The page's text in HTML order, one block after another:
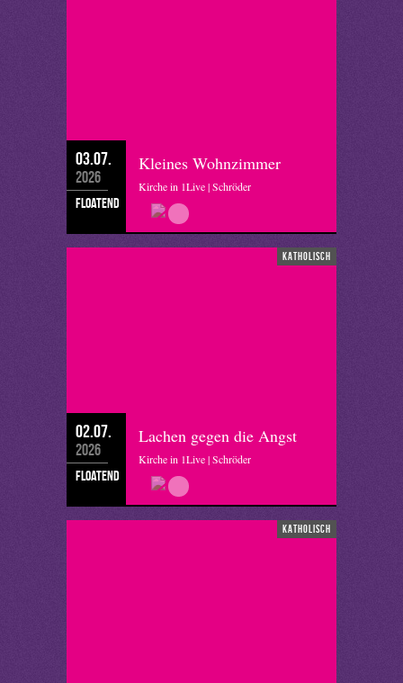
03.07.
2026
floatend
Kleines Wohnzimmer
Kirche in 1Live | Schröder
katholisch
02.07.
2026
floatend
Lachen gegen die Angst
Kirche in 1Live | Schröder
katholisch